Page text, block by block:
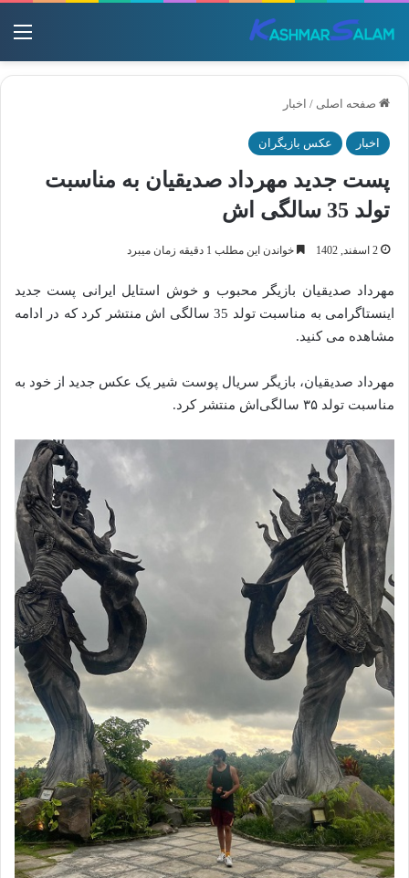
صفحه اصلی / اخبار
اخبار عکس بازیگران
پست جدید مهرداد صدیقیان به مناسبت
تولد 35 سالگی اش
2 اسفند, 1402 خواندن این مطلب 1 دقیقه زمان میبرد
مهرداد صدیقیان بازیگر محبوب و خوش استایل ایرانی پست جدید
اینستاگرامی به مناسبت تولد 35 سالگی اش منتشر کرد که در ادامه
مشاهده می کنید.
مهرداد صدیقیان، بازیگر سریال پوست شیر یک عکس جدید از خود به
مناسبت تولد ۳۵ سالگی‌اش منتشر کرد.